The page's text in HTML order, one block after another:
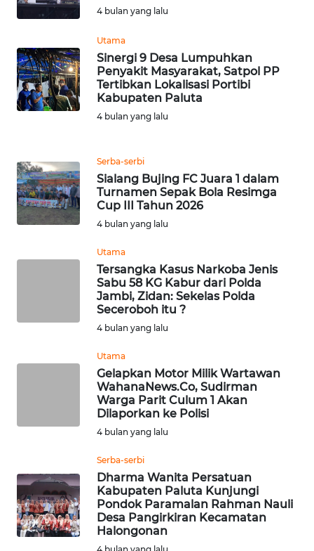
4 bulan yang lalu
Utama
Sinergi 9 Desa Lumpuhkan
Penyakit Masyarakat, Satpol PP
Tertibkan Lokalisasi Portibi
Kabupaten Paluta
4 bulan yang lalu
Serba-serbi
Sialang Bujing FC Juara 1 dalam
Turnamen Sepak Bola Resimga
Cup III Tahun 2026
4 bulan yang lalu
Utama
Tersangka Kasus Narkoba Jenis
Sabu 58 KG Kabur dari Polda
Jambi, Zidan: Sekelas Polda
Seceroboh itu ?
4 bulan yang lalu
Utama
Gelapkan Motor Milik Wartawan
WahanaNews.Co, Sudirman
Warga Parit Culum 1 Akan
Dilaporkan ke Polisi
4 bulan yang lalu
Serba-serbi
Dharma Wanita Persatuan
Kabupaten Paluta Kunjungi
Pondok Paramalan Rahman Nauli
Desa Pangirkiran Kecamatan
Halongonan
WN
WN
CIANJUR
WN
TANGERANG
WN
SUBANG